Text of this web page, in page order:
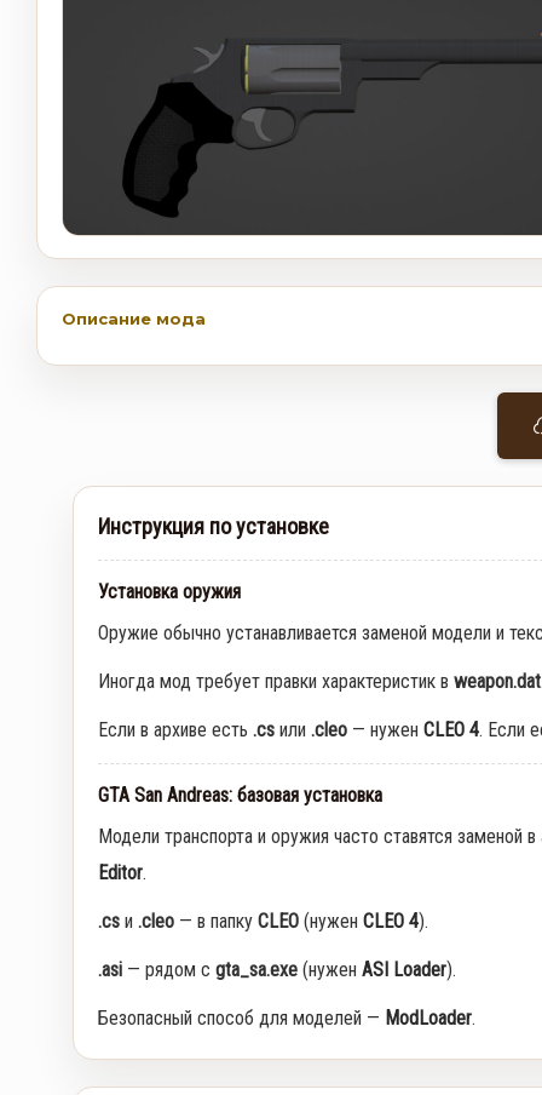
Описание мода
Инструкция по установке
Установка оружия
Оружие обычно устанавливается заменой модели и
Иногда мод требует правки характеристик в weapon.dat
Если в архиве есть .cs или .cleo — нужен CLEO 4. Если
GTA San Andreas: базовая установка
Модели транспорта и оружия часто ставятся заменой
Editor.
.cs и .cleo — в папку CLEO (нужен CLEO 4).
.asi — рядом с gta_sa.exe (нужен ASI Loader).
Безопасный способ для моделей — ModLoader.